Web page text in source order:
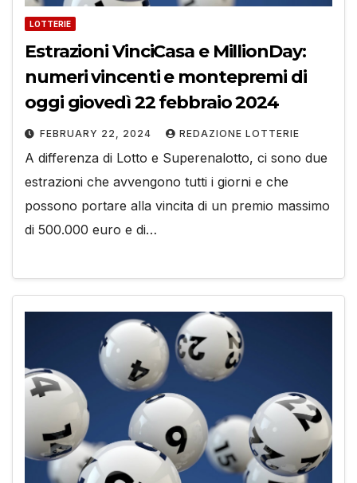
LOTTERIE
Estrazioni VinciCasa e MillionDay:
numeri vincenti e montepremi di
oggi giovedì 22 febbraio 2024
FEBRUARY 22, 2024 REDAZIONE LOTTERIE
A differenza di Lotto e Superenalotto, ci sono due
estrazioni che avvengono tutti i giorni e che
possono portare alla vincita di un premio massimo
di 500.000 euro e di…